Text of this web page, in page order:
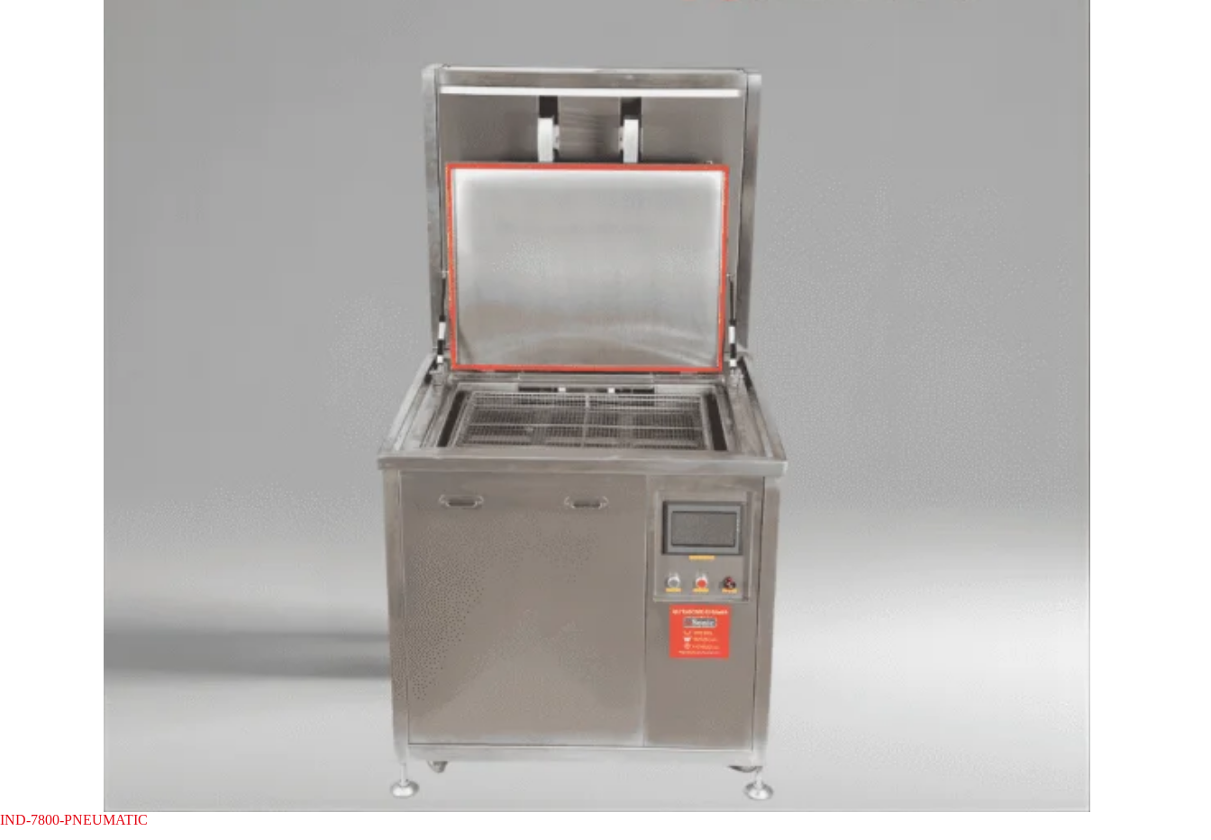
IND-7800-PNEUMATIC